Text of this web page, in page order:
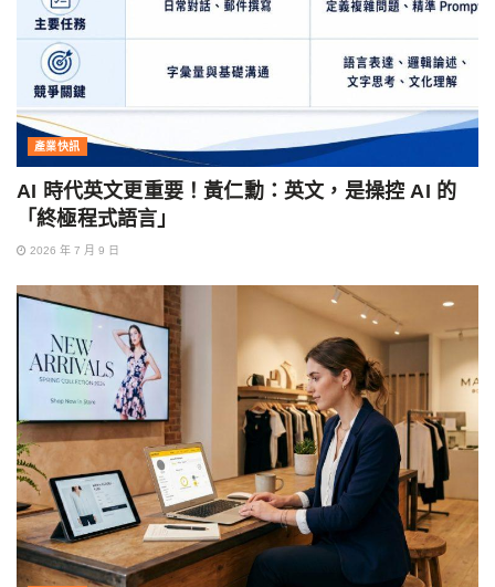
產業快訊
AI 時代英文更重要！黃仁勳：英文，是操控 AI 的
「終極程式語言」
2026 年 7 月 9 日